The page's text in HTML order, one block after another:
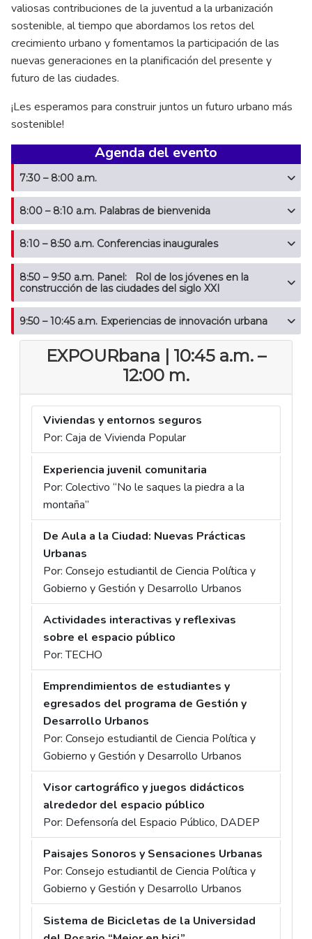
valiosas contribuciones de la juventud a la urbanización
sostenible, al tiempo que abordamos los retos del
crecimiento urbano y fomentamos la participación de las
nuevas generaciones en la planificación del presente y
futuro de las ciudades.
¡Les esperamos para construir juntos un futuro urbano más
sostenible!
Agenda del evento
7:30 – 8:00 a.m.
8:00 – 8:10 a.m. Palabras de bienvenida
8:10 – 8:50 a.m. Conferencias inaugurales
8:50 – 9:50 a.m. Panel: Rol de los jóvenes en la
construcción de las ciudades del siglo XXI
9:50 – 10:45 a.m. Experiencias de innovación urbana
EXPOURbana | 10:45 a.m. –
12:00 m.
Viviendas y entornos seguros
Por: Caja de Vivienda Popular
Experiencia juvenil comunitaria
Por: Colectivo “No le saques la piedra a la
montaña”
De Aula a la Ciudad: Nuevas Prácticas
Urbanas
Por: Consejo estudiantil de Ciencia Política y
Gobierno y Gestión y Desarrollo Urbanos
Actividades interactivas y reflexivas
sobre el espacio público
Por: TECHO
Emprendimientos de estudiantes y
egresados del programa de Gestión y
Desarrollo Urbanos
Por: Consejo estudiantil de Ciencia Política y
Gobierno y Gestión y Desarrollo Urbanos
Visor cartográfico y juegos didácticos
alrededor del espacio público
Por: Defensoría del Espacio Público, DADEP
Paisajes Sonoros y Sensaciones Urbanas
Por: Consejo estudiantil de Ciencia Política y
Gobierno y Gestión y Desarrollo Urbanos
Sistema de Bicicletas de la Universidad